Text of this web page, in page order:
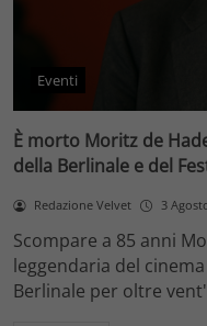
Eventi
È morto Moritz de
della Berlinale e del
Redazione Velvet 3
Scompare a 85 anni
leggendaria del
Berlinale per oltre